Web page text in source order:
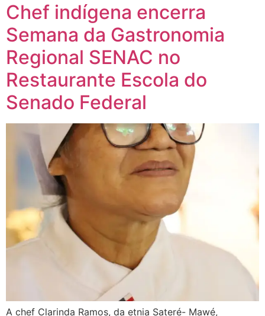
Chef indígena encerra
Semana da Gastronomia
Regional SENAC no
Restaurante Escola do
Senado Federal
A chef Clarinda Ramos, da etnia Sateré- Mawé,